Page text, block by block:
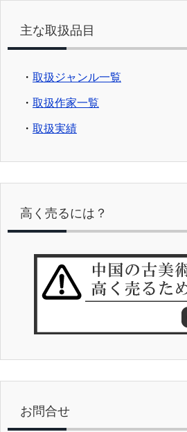
主な取扱品目
・ 取扱ジャンル一覧
・ 取扱作家一覧
・ 取扱実績
高く売るには？
お問合せ